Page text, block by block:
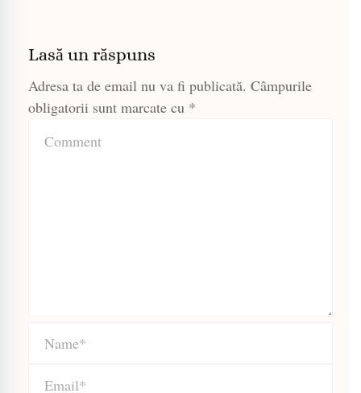
Lasă un răspuns
Adresa ta de email nu va fi publicată. Câmpurile
obligatorii sunt marcate cu *